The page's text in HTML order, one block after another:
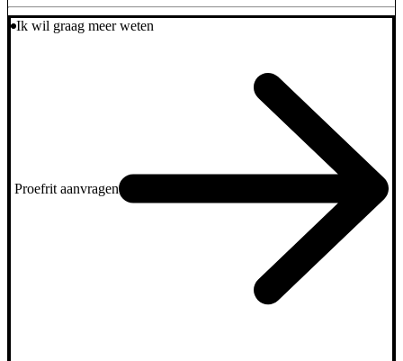
Ik wil graag meer weten
Proefrit aanvragen